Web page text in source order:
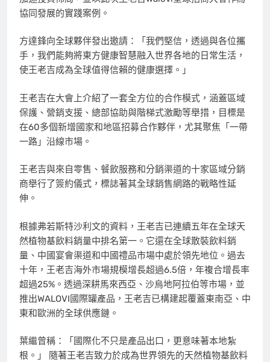
協同發展的實踐案例。
方達鋒向全球夥伴發出邀請：「我們堅信，透過與各位攜
手，我們能夠將東方健康智慧融入世界各地的日常生活，
使王老吉成為全球值得信賴的健康選擇。」
王老吉在大會上介紹了一套全方位的合作模式，涵蓋區域
保護、營銷支援、總部協助與階梯式激勵等舉措，目標是
在60多個新增國家和地區招募合作夥伴，尤其聚焦「一帶
一路」沿線市場。
王老吉與來自零售、餐飲服務和分銷渠道的十家區域分銷
商舉行了簽約儀式，標誌著其全球銷售網路的戰略性延
伸。
根據弗若斯特沙利文的資料，王老吉已連續五年在全球天
然植物基飲料銷量中排名第一。它還在全球散裝飲料銷
量、中國宴會渠道和中國禮品市場中處於領先地位。過去
十年，王老吉海外市場規模增長超過6.5倍，年複合增長率
超過25%。透過深耕馬來西亞、沙烏地阿拉伯等市場，並
推出WALOVI國際罐產品，王老吉已構建起覆蓋東南亞、中
東和歐洲的全球供應鏈。
葉繼曾稱：「國際化不只是產品出口，更意味著本地紮
根。」 隨著王老吉致力於成為世界領先的天然植物基飲料